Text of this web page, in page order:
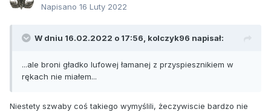
Napisano 16 Luty 2022
W dniu 16.02.2022 o 17:56, kolczyk96 napisał:
...ale broni gładko lufowej łamanej z przyspiesznikiem w
rękach nie miałem...
Niestety szwaby coś takiego wymyślili, żeczywiscie bardzo nie